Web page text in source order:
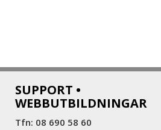
SUPPORT •
WEBBUTBILDNINGAR
Tfn: 08 690 58 60